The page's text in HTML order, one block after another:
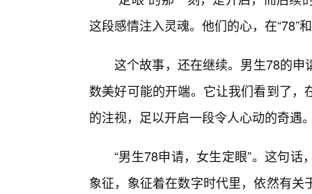
这段感情注入灵魂。他们的心，在“78”
这个故事，还在继续。男生78的
数美好可能的开端。它让我们看到了
的注视，足以开启一段令人心动的奇遇
“男生78申请，女生定眼”。这句
象征，象征着在数字时代里，依然有